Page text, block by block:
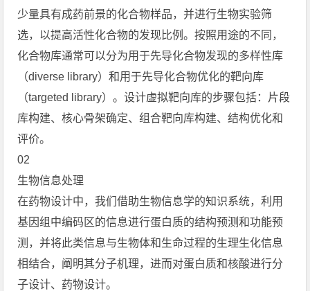
少量具有成药前景的化合物样品，并进行生物实验筛
选，以提高活性化合物的发现比例。按照用途的不同，
化合物库通常可以分为用于先导化合物发现的多样性库
（diverse library）和用于先导化合物优化的靶向库
（targeted library）。设计虚拟靶向库的步骤包括：片段
库构建、核心骨架确定、组合靶向库构建、结构优化和
评价。
02
生物信息处理
在药物设计中，我们借助生物信息学的知识系统，利用
基因组中编码区的信息进行蛋白质的结构预测和功能预
测，并将此类信息与生物体和生命过程的生理生化信息
相结合，阐明其分子机理，进而对蛋白质和核酸进行分
子设计、药物设计。